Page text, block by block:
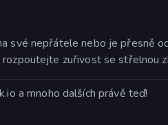
své nepřátele nebo je přesně
zuřivost se střelnou
a mnoho dalších právě teď!